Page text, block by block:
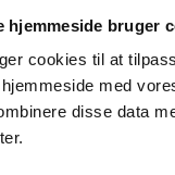
hjemmeside bruger
cookies til at
med
disse data